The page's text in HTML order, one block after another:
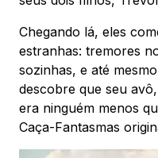
Chegando lá, eles
estranhas: tremores
sozinhas, e até
descobre que seu
era ninguém menos
Caça-Fantasmas